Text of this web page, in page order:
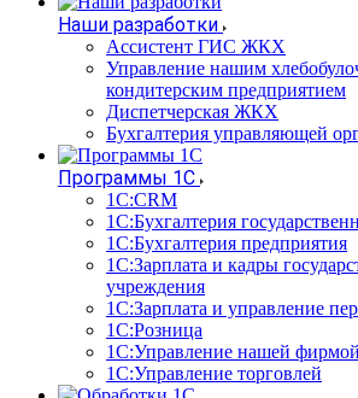
Наши разработки
Ассистент ГИС ЖКХ
Управление нашим
кондитерским предприятием
Диспетчерская ЖКХ
Бухгалтерия управляющей
Программы 1С
1С:CRM
1С:Бухгалтерия
1С:Бухгалтерия предприятия
1С:Зарплата и кадры
учреждения
1С:Зарплата и управление
1С:Розница
1С:Управление нашей фирмой
1С:Управление торговлей